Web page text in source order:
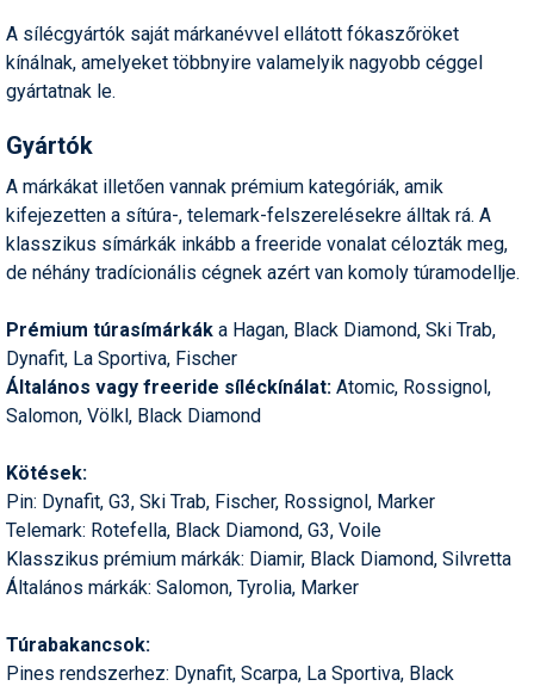
A sílécgyártók saját márkanévvel ellátott fókaszőröket
kínálnak, amelyeket többnyire valamelyik nagyobb céggel
gyártatnak le.
Gyártók
A márkákat illetően vannak prémium kategóriák, amik
kifejezetten a sítúra-, telemark-felszerelésekre álltak rá. A
klasszikus símárkák inkább a freeride vonalat célozták meg,
de néhány tradícionális cégnek azért van komoly túramodellje.
Prémium túrasímárkák a Hagan, Black Diamond, Ski Trab,
Dynafit, La Sportiva, Fischer
Általános vagy freeride síléckínálat: Atomic, Rossignol,
Salomon, Völkl, Black Diamond
Kötések:
Pin: Dynafit, G3, Ski Trab, Fischer, Rossignol, Marker
Telemark: Rotefella, Black Diamond, G3, Voile
Klasszikus prémium márkák: Diamir, Black Diamond, Silvretta
Általános márkák: Salomon, Tyrolia, Marker
Túrabakancsok:
Pines rendszerhez: Dynafit, Scarpa, La Sportiva, Black